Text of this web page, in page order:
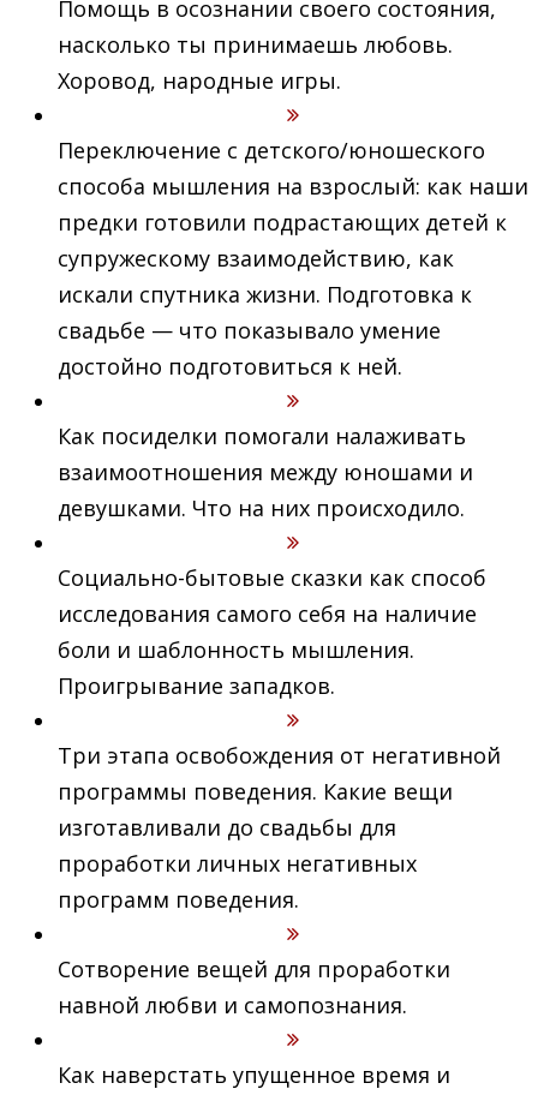
Помощь в осознании своего состояния,
насколько ты принимаешь любовь.
Хоровод, народные игры.
Переключение с детского/юношеского
способа мышления на взрослый: как наши
предки готовили подрастающих детей к
супружескому взаимодействию, как
искали спутника жизни. Подготовка к
свадьбе — что показывало умение
достойно подготовиться к ней.
Как посиделки помогали налаживать
взаимоотношения между юношами и
девушками. Что на них происходило.
Социально-бытовые сказки как способ
исследования самого себя на наличие
боли и шаблонность мышления.
Проигрывание западков.
Три этапа освобождения от негативной
программы поведения. Какие вещи
изготавливали до свадьбы для
проработки личных негативных
программ поведения.
Сотворение вещей для проработки
навной любви и самопознания.
Как наверстать упущенное время и